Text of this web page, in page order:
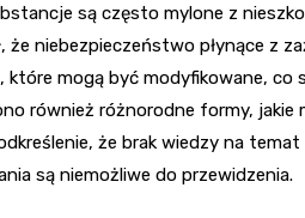
są często mylone z
że niebezpieczeństwo płynące z
które mogą być modyfikowane,
również różnorodne formy, jakie
że brak wiedzy na
są niemożliwe do przewidzenia.